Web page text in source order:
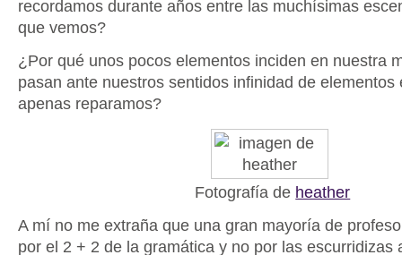
recordamos durante años entre las muchísimas
que vemos?
¿Por qué unos pocos elementos inciden en nuestra
pasan ante nuestros sentidos infinidad de elementos
apenas reparamos?
Fotografía de heather
A mí no me extraña que una gran mayoría de
por el 2 + 2 de la gramática y no por las escurridizas